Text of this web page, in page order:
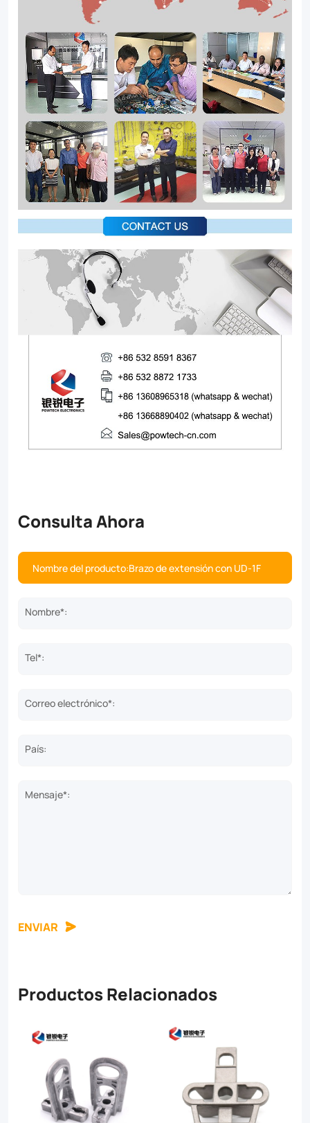
Consulta Ahora
Nombre*:
Tel*:
Correo electrónico*:
País:
Mensaje*:
ENVIAR
Productos Relacionados